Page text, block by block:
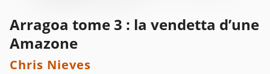
Arragoa tome 3 : la vendetta d’une
Amazone
Chris Nieves